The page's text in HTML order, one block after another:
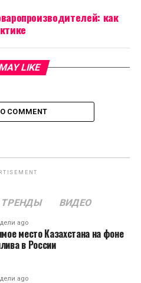
как
LIKE
COMMENT
ТРЕНДЫ ВИДЕО
ago
место Казахстана на фоне
в России
ago